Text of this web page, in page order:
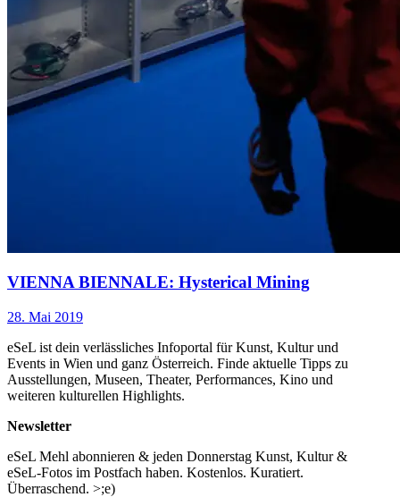
VIENNA BIENNALE: Hysterical Mining
28. Mai 2019
eSeL ist dein verlässliches Infoportal für Kunst, Kultur und
Events in Wien und ganz Österreich. Finde aktuelle Tipps zu
Ausstellungen, Museen, Theater, Performances, Kino und
weiteren kulturellen Highlights.
Newsletter
eSeL Mehl abonnieren & jeden Donnerstag Kunst, Kultur &
eSeL-Fotos im Postfach haben. Kostenlos. Kuratiert.
Überraschend. >;e)